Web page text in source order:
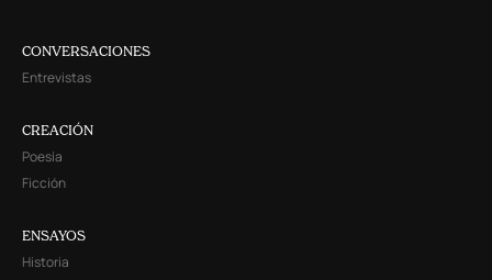
CONVERSACIONES
Entrevistas
CREACIÓN
Poesía
Ficción
ENSAYOS
Historia